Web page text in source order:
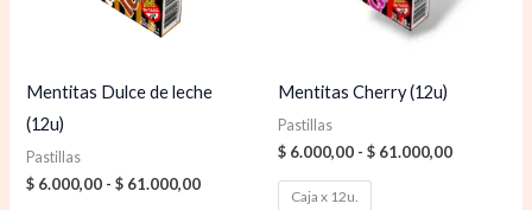
Mentitas Dulce de leche
(12u)
Pastillas
$ 6.000,00 - $ 61.000,00
Mentitas Cherry (12u)
Pastillas
$ 6.000,00 - $ 61.000,00
Caja x 12u.